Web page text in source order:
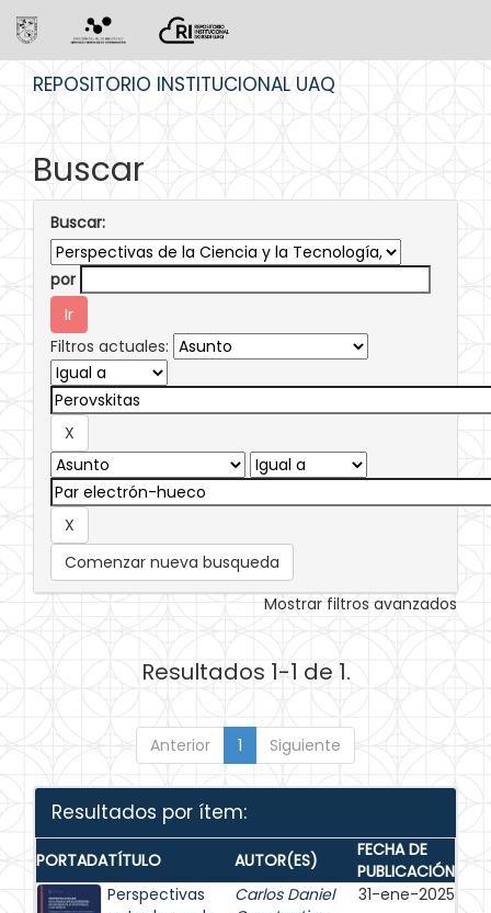
REPOSITORIO INSTITUCIONAL UAQ
Buscar
Buscar:
por
Filtros actuales:
Comenzar nueva busqueda
Mostrar filtros avanzados
Resultados 1-1 de 1.
Anterior 1 Siguiente
Resultados por ítem:
PORTADATÍTULO AUTOR(ES)
FECHA DE
PUBLICACIÓN
Perspectivas
Carlos Daniel
31-ene-2025